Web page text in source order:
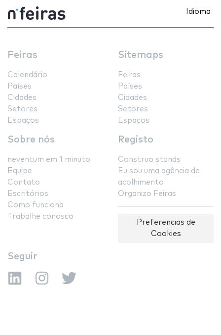
Idioma
Feiras
Calendário
Países
Cidades
Setores
Espaços
Sitemaps
Feiras
Países
Cidades
Setores
Espaços
Sobre nós
neventum em 1 minuto
Equipe
Contato
Escritórios
Como funciona
Trabalhe conosco
Registo
Construo stands
Eu sou uma agência de
acolhimento
Organizo Feiras
Preferencias de
Cookies
Seguir